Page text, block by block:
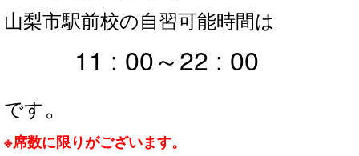
山梨市駅前校の自習可能時間は
11 : 00～22 : 00
です。
※席数に限りがございます。